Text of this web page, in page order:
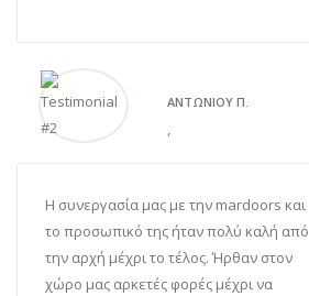
ΑΝΤΩΝΊΟΥ Π.
,
Η συνεργασία μας με την mardoors και
το προσωπικό της ήταν πολύ καλή από
την αρχή μέχρι το τέλος. Ήρθαν στον
χώρο μας αρκετές φορές μέχρι να